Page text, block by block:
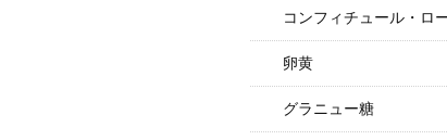
コンフィチュール・ロ
卵黄
グラニュー糖